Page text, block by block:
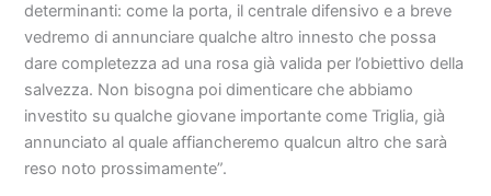
determinanti: come la porta, il centrale difensivo e a breve
vedremo di annunciare qualche altro innesto che possa
dare completezza ad una rosa già valida per l’obiettivo della
salvezza. Non bisogna poi dimenticare che abbiamo
investito su qualche giovane importante come Triglia, già
annunciato al quale affiancheremo qualcun altro che sarà
reso noto prossimamente”.